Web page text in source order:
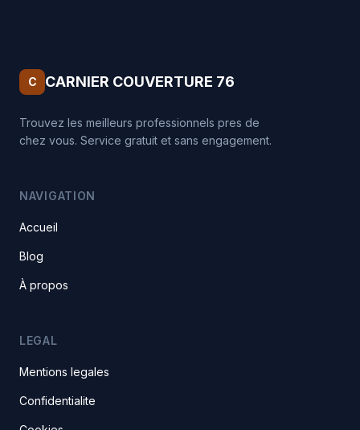
C CARNIER COUVERTURE 76
Trouvez les meilleurs professionnels pres de
chez vous. Service gratuit et sans engagement.
NAVIGATION
Accueil
Blog
À propos
LEGAL
Mentions legales
Confidentialite